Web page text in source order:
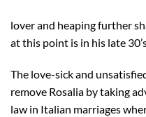
lover and heaping further
at this point is in his late
The love-sick and
remove Rosalia by taking
law in Italian marriages